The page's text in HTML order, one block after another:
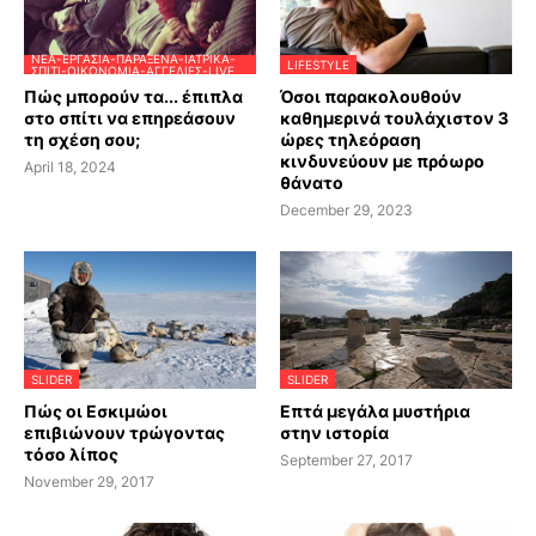
ΝΈΑ-ΕΡΓΑΣΊΑ-ΠΑΡΆΞΕΝΑ-ΙΑΤΡΙΚΆ-
ΣΠΊΤΙ-ΟΙΚΟΝΟΜΊΑ-ΑΓΓΕΛΊΕΣ-LIVE
Πώς μπορούν τα... έπιπλα
στο σπίτι να επηρεάσουν
τη σχέση σου;
April 18, 2024
LIFESTYLE
Όσοι παρακολουθούν
καθημερινά τουλάχιστον 3
ώρες τηλεόραση
κινδυνεύουν με πρόωρο
θάνατο
December 29, 2023
SLIDER
Πώς οι Εσκιμώοι
επιβιώνουν τρώγοντας
τόσο λίπος
November 29, 2017
SLIDER
Επτά μεγάλα μυστήρια
στην ιστορία
September 27, 2017